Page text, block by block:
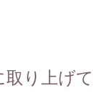
り上げ